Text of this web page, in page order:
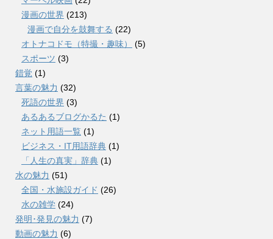
漫画の世界 (213)
漫画で自分を鼓舞する (22)
オトナコドモ（特撮・趣味）
(5)
スポーツ (3)
錯覚 (1)
言葉の魅力 (32)
死語の世界 (3)
あるあるブログかるた (1)
ネット用語一覧 (1)
ビジネス・IT用語辞典 (1)
「人生の真実」辞典 (1)
水の魅力 (51)
全国・水施設ガイド (26)
水の雑学 (24)
発明･発見の魅力 (7)
動画の魅力 (6)